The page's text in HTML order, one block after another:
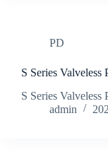
PD
S Series Valveless
S Series
admin